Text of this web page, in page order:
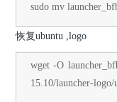
sudo mv
恢复ubuntu ,logo
wget -O
15.10/launcher-